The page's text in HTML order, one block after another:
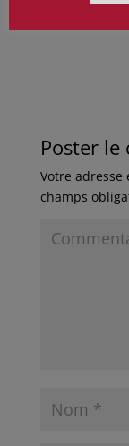
Poster
Votre adresse
champs